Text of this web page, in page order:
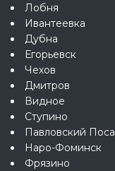
Лобня
Ивантеевка
Дубна
Егорьевск
Чехов
Дмитров
Видное
Ступино
Павловский
Наро-Фоминск
Фрязино